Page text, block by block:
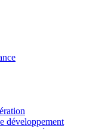
développement